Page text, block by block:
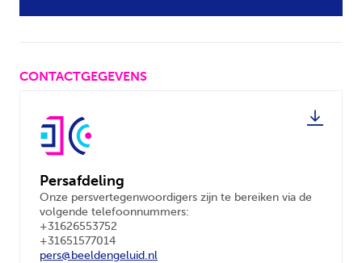
CONTACTGEGEVENS
Persafdeling
Onze persvertegenwoordigers zijn te bereiken via de
volgende telefoonnummers:
+31626553752
+31651577014
pers@beeldengeluid.nl